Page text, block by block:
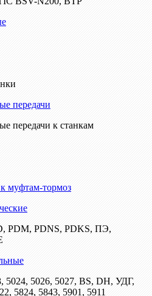
передачи
передачи к станкам
муфтам-тормоз
PDM, PDNS, PDKS, ПЭ,
5024, 5026, 5027, BS, DH, УДГ,
5824, 5843, 5901, 5911